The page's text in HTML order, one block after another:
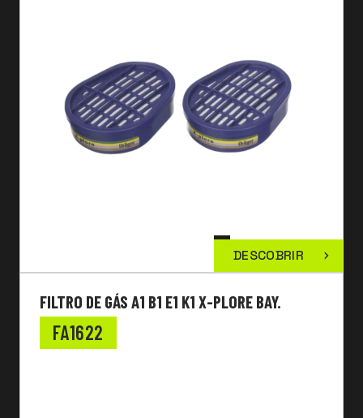
DESCOBRIR
FILTRO DE GÁS A1 B1 E1 K1 X-PLORE BAY.
FA1622